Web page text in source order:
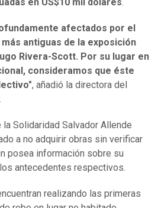
en US$10 mil dólares.
afectados por el
antiguas de la exposición
Rivera-Scott. Por su lugar en
consideramos que éste
, añadió la directora del
Solidaridad Salvador Allende
a no adquirir obras sin verificar
posea información sobre su
antecedentes respectivos.
realizando las primeras